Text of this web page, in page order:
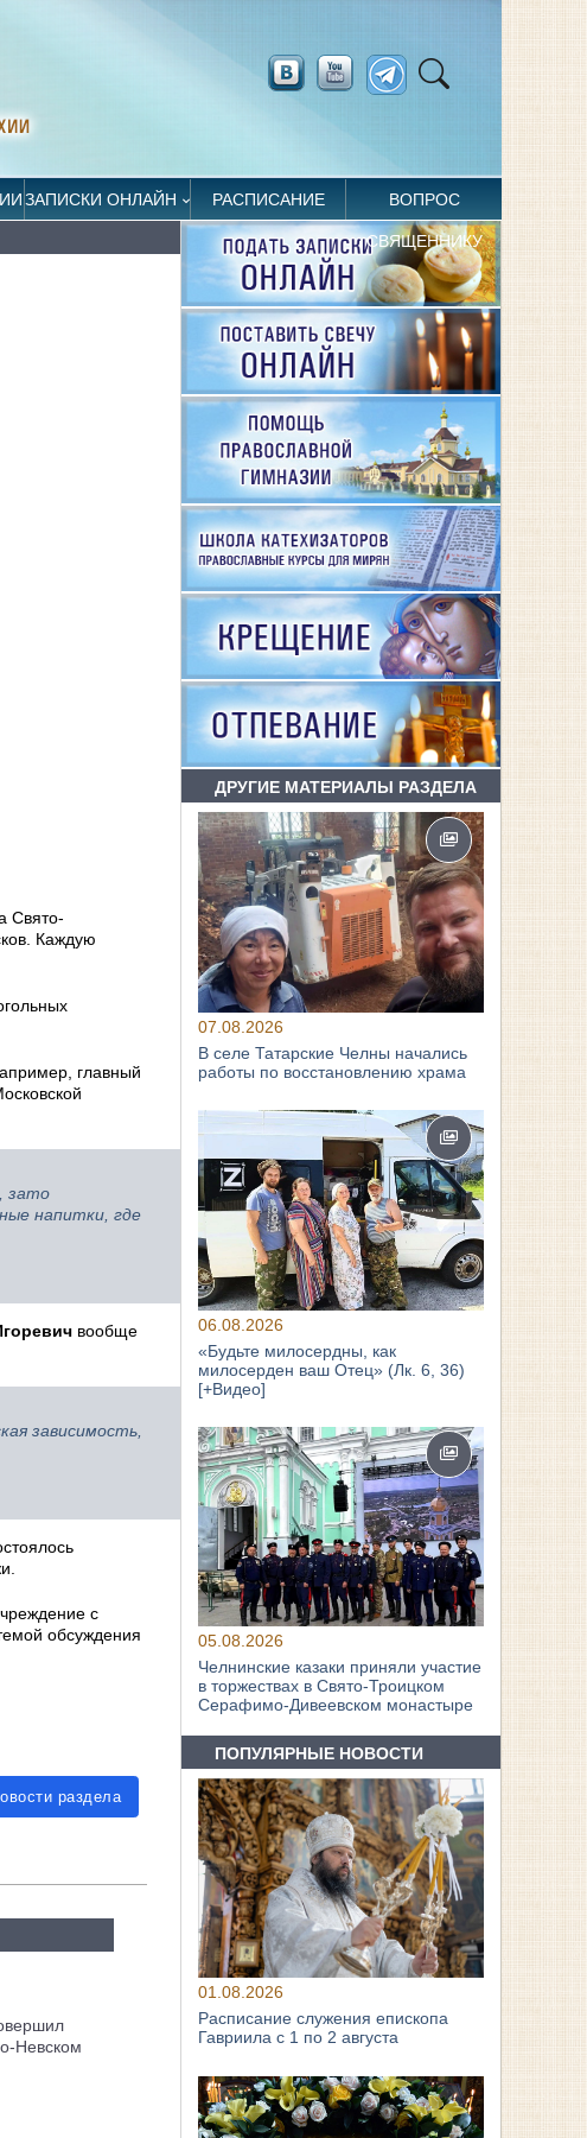
ЗАПИСКИ ОНЛАЙН РАСПИСАНИЕ ВОПРОС
СВЯЩЕННИКУ
Свято-
Каждую
главный
зато
напитки, где
вообще
зависимость,
с
обсуждения
раздела
Невском
ДРУГИЕ МАТЕРИАЛЫ РАЗДЕЛА
07.08.2026
В селе Татарские Челны начались
работы по восстановлению храма
06.08.2026
«Будьте милосердны, как
милосерден ваш Отец» (Лк. 6, 36)
[+Видео]
05.08.2026
Челнинские казаки приняли участие
в торжествах в Свято‑Троицком
Серафимо‑Дивеевском монастыре
ПОПУЛЯРНЫЕ НОВОСТИ
01.08.2026
Расписание служения епископа
Гавриила с 1 по 2 августа